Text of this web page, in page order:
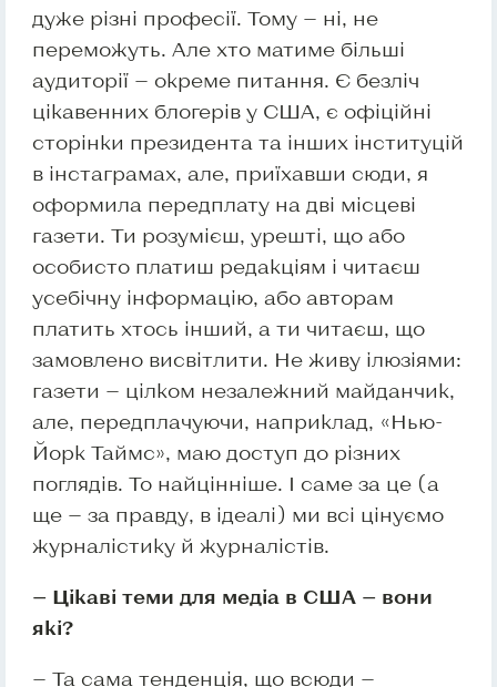
дуже різні професії. Тому — ні, не
переможуть. Але хто матиме більші
аудиторії — окреме питання. Є безліч
цікавенних блогерів у США, є офіційні
сторінки президента та інших інституцій
в інстаграмах, але, приїхавши сюди, я
оформила передплату на дві місцеві
газети. Ти розумієш, урешті, що або
особисто платиш редакціям і читаєш
усебічну інформацію, або авторам
платить хтось інший, а ти читаєш, що
замовлено висвітлити. Не живу ілюзіями:
газети — цілком незалежний майданчик,
але, передплачуючи, наприклад, «Нью-
Йорк Таймс», маю доступ до різних
поглядів. То найцінніше. І саме за це (а
ще — за правду, в ідеалі) ми всі цінуємо
журналістику й журналістів.
— Цікаві теми для медіа в США — вони
які?
— Та сама тенденція, що всюди —